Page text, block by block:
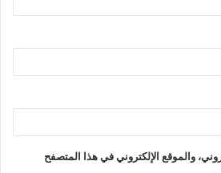
والموقع الإلكتروني في هذا المتصفح